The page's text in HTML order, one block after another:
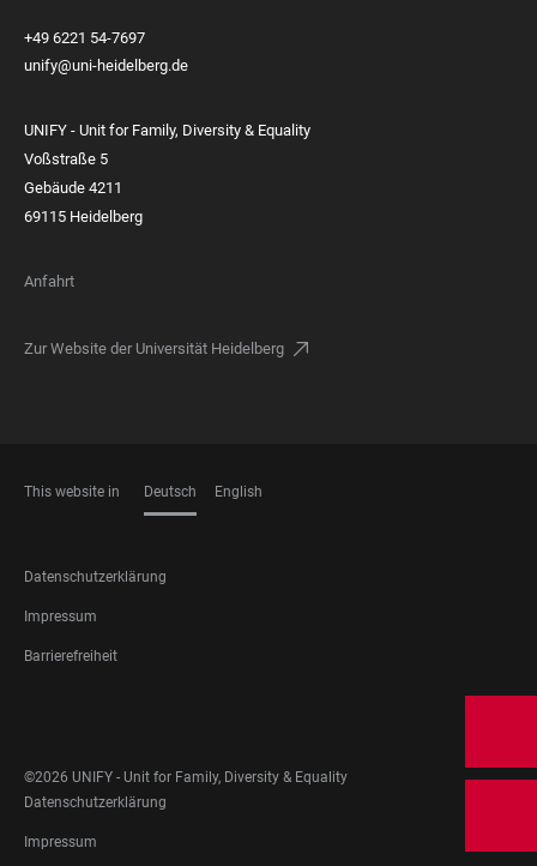
+49 6221 54-7697
unify@uni-heidelberg.de
UNIFY - Unit for Family, Diversity & Equality
Voßstraße 5
Gebäude 4211
69115 Heidelberg
Anfahrt
Zur Website der Universität Heidelberg
This website in Deutsch English
FOOTER
LEGAL
Datenschutzerklärung
Impressum
Barrierefreiheit
MEDIA
©2026 UNIFY - Unit for Family, Diversity & Equality
FOOTER
LEGAL
Datenschutzerklärung
Impressum